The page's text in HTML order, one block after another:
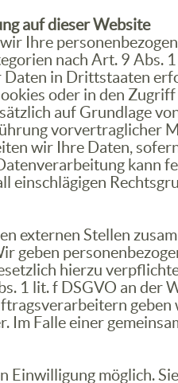
auf dieser Website
Ihre
nach Art. 9 Abs.
in Drittstaaten
oder in den
auf Grundlage
vorvertraglicher
wir Ihre Daten,
kann
externen Stellen
geben
hierzu
1 lit. f DSGVO an der
Falle einer
möglich.